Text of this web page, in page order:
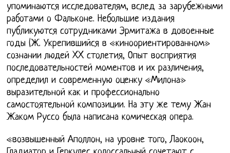
упоминаются исследователям, вслед за зарубежными
работами о Фальконе. Небольшие издания
публикуются сотрудниками Эрмитажа в довоенные
годы (Ж. Укрепившийся в «киноориентированном»
сознании людей XX столетия, Опыт восприятия
последовательностей моментов и их различения,
определил и современную оценку «Милона»
выразительной как и профессионально
самостоятельной композиции. На эту же тему Жан
Жаком Руссо была написана комическая опера.
«возвышенный Аполлон, на уровне того, Лаокоон,